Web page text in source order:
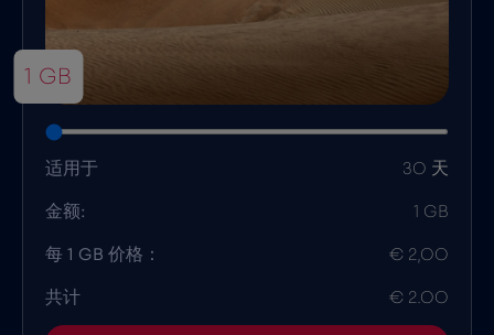
1 GB
适用于 30 天
金额: 1 GB
每 1 GB 价格： € 2,00
共计 € 2.00